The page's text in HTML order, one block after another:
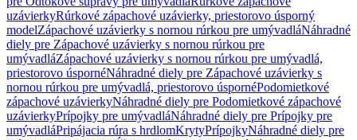
uzávierkyRúrkové zápachové uzávierky, priestorovo úsporný
modelZápachové uzávierky s nornou rúrkou pre umývadláNáhradné
diely pre Zápachové uzávierky s nornou rúrkou pre
umývadláZápachové uzávierky s nornou rúrkou pre umývadlá,
priestorovo úspornéNáhradné diely pre Zápachové uzávierky s
nornou rúrkou pre umývadlá, priestorovo úspornéPodomietkové
zápachové uzávierkyNáhradné diely pre Podomietkové zápachové
uzávierkyPrípojky pre umývadláNáhradné diely pre Prípojky pre
umývadláPripájacia rúra s hrdlomKrytyPrípojkyNáhradné diely pre